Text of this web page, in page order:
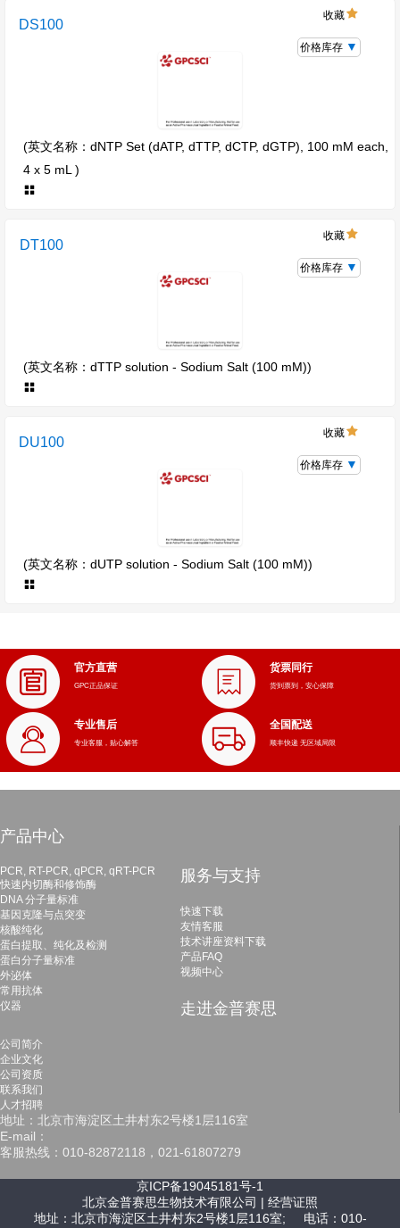
DS100
(英文名称：dNTP Set (dATP, dTTP, dCTP, dGTP), 100 mM each,
4 x 5 mL )
收藏
价格库存
DT100
(英文名称：dTTP solution - Sodium Salt (100 mM))
收藏
价格库存
DU100
(英文名称：dUTP solution - Sodium Salt (100 mM))
收藏
价格库存
官方直营
GPC正品保证
货票同行
货到票到，安心保障
专业售后
专业客服，贴心解答
全国配送
顺丰快递 无区域局限
产品中心
PCR, RT-PCR, qPCR, qRT-PCR
快速内切酶和修饰酶
DNA 分子量标准
基因克隆与点突变
核酸纯化
蛋白提取、纯化及检测
蛋白分子量标准
外泌体
常用抗体
仪器
服务与支持
快速下载
友情客服
技术讲座资料下载
产品FAQ
视频中心
走进金普赛思
公司简介
企业文化
公司资质
联系我们
人才招聘
地址：北京市海淀区土井村东2号楼1层116室
E-mail：
客服热线：010-82872118，021-61807279
京ICP备19045181号-1
北京金普赛思生物技术有限公司 | 经营证照
地址：北京市海淀区土井村东2号楼1层116室; 电话：010-